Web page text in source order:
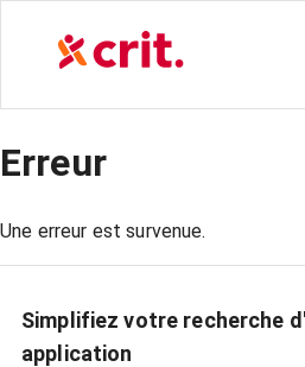
Erreur
Une erreur est survenue.
Simplifiez votre recherche
application